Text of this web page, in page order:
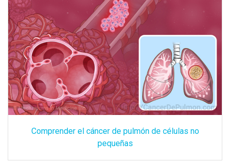
Comprender el cáncer de pulmón de células no
pequeñas